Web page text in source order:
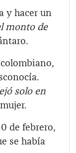
y hacer un
monto de
solo en
de febrero,
se había